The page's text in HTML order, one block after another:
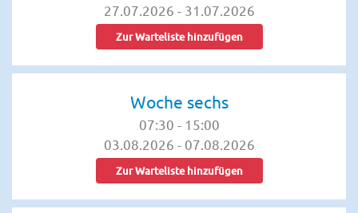
27.07.2026 - 31.07.2026
Zur Warteliste hinzufügen
Woche sechs
07:30 - 15:00
03.08.2026 - 07.08.2026
Zur Warteliste hinzufügen